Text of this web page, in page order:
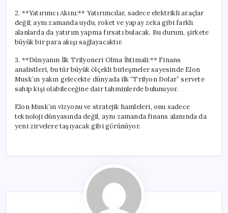
2. **Yatırımcı Akını:** Yatırımcılar, sadece elektrikli araçlar
değil; aynı zamanda uydu, roket ve yapay zeka gibi farklı
alanlarda da yatırım yapma fırsatı bulacak. Bu durum, şirkete
büyük bir para akışı sağlayacaktır.
3. **Dünyanın İlk Trilyoneri Olma İhtimali:** Finans
analistleri, bu tür büyük ölçekli birleşmeler sayesinde Elon
Musk’ın yakın gelecekte dünyada ilk “Trilyon Dolar” servete
sahip kişi olabileceğine dair tahminlerde bulunuyor.
Elon Musk’ın vizyonu ve stratejik hamleleri, onu sadece
teknoloji dünyasında değil, aynı zamanda finans alanında da
yeni zirvelere taşıyacak gibi görünüyor.